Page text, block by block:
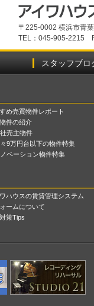
〒225-0002 横浜市青
TEL：045-905-2215
スタッフブロ
め売買物件レポート
件の紹介
売主物件
々9万円台以下の物件特集
ノベーション物件特集
ハウスの賃貸管理システム
ームについて
策Tips